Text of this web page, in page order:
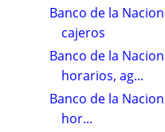
Banco de la
cajeros
Banco de la
horarios, ag...
Banco de la
hor...